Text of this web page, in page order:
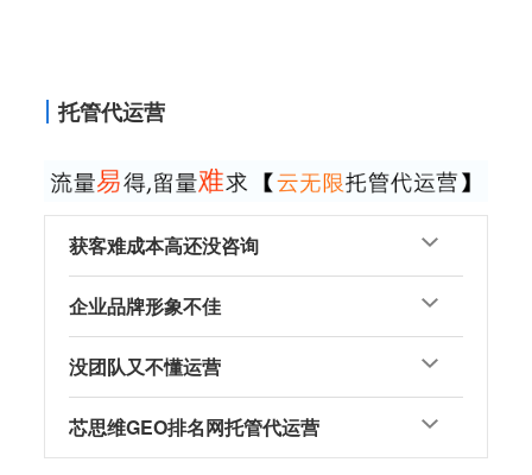
托管代运营
获客难成本高还没咨询
企业品牌形象不佳
没团队又不懂运营
芯思维GEO排名网托管代运营